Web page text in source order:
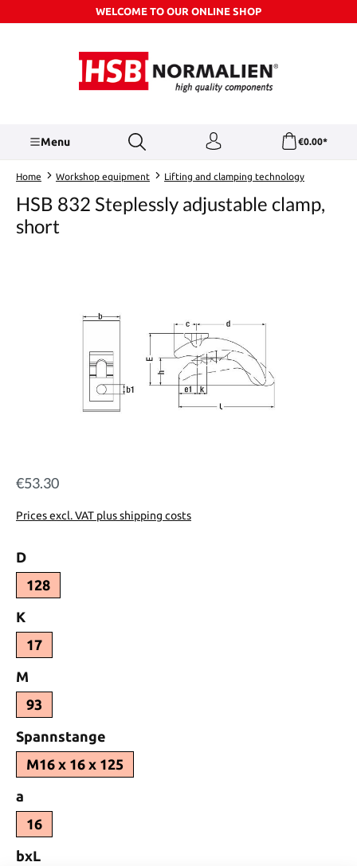
Skip to main contentWELCOME TO OUR ONLINE SHOP
Menu €0.00*
Home Workshop equipment Lifting and clamping technology
HSB 832 Steplessly adjustable clamp,
short
Regular price:
€53.30
Prices excl. VAT plus shipping costs
Select
D
128
Select
K
17
Select
M
93
Select
Spannstange
M16 x 16 x 125
Select
a
16
Select
bxL